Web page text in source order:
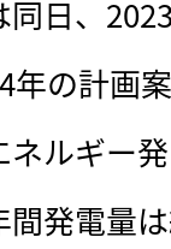
日、
年の計画
ルギー
発電量